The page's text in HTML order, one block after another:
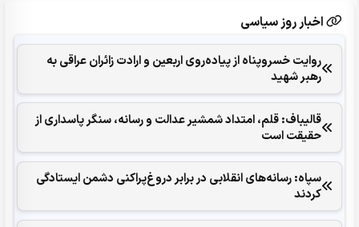
اخبار روز سیاسی
روایت خسروپناه از پیاده‌روی اربعین و ارادت زائران عراقی به
رهبر شهید
قالیباف: قلم، امتداد شمشیر عدالت و رسانه، سنگر پاسداری از
حقیقت است
سپاه: رسانه‌های انقلابی در برابر دروغ‌پراکنی دشمن ایستادگی
کردند